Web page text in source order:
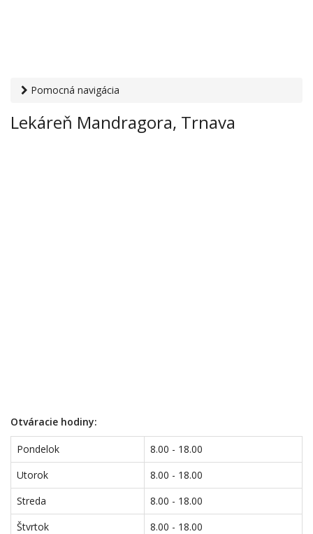
Pomocná navigácia
Mandragora, Trnava
Lekáreň Mandragora, Trnava
Otváracie hodiny:
Pondelok
8.00 - 18.00
Utorok
8.00 - 18.00
Streda
8.00 - 18.00
Štvrtok
8.00 - 18.00